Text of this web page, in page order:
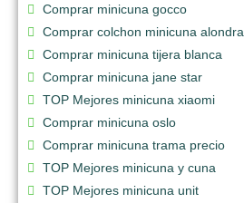
Comprar minicuna gocco
Comprar colchon minicuna alondra
Comprar minicuna tijera blanca
Comprar minicuna jane star
TOP Mejores minicuna xiaomi
Comprar minicuna oslo
Comprar minicuna trama precio
TOP Mejores minicuna y cuna
TOP Mejores minicuna unit